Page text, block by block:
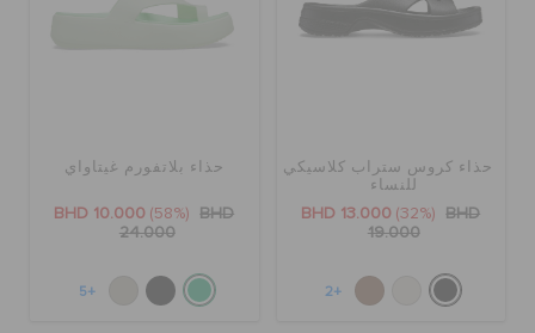
حذاء كروس ستراب كلاسيكي
للنساء
BHD 13.000 (32%)
BHD
19.000
+2
حذاء بلاتفورم غيتاواي
BHD 10.000 (58%)
BHD
24.000
+5